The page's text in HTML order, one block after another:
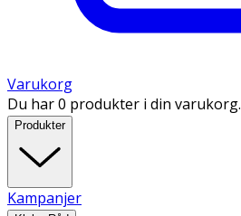
Varukorg
Du har 0 produkter i din varukorg.
Produkter
Kampanjer